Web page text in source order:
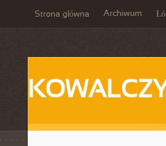
Strona główna Archiwum